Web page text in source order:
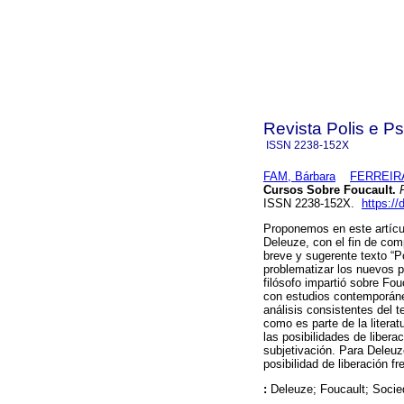
Revista Polis e
ISSN 2238-152X
FAM, Bárbara
Cursos Sobre Foucault.
ISSN 2238-152X.
https://
Proponemos en este
Deleuze, con el fin de
breve y sugerente texto
problematizar los nuevos
filósofo impartió sobre
con estudios
análisis consistentes del
como es parte de la
las posibilidades de
subjetivación. Para
posibilidad de liberación
: Deleuze; Foucault;